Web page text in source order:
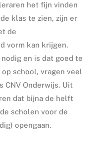
het fijn vinden
klas te zien, zijn er
de
vorm kan krijgen.
en is dat goed te
school, vragen veel
CNV Onderwijs. Uit
dat bijna de helft
scholen voor de
opengaan.